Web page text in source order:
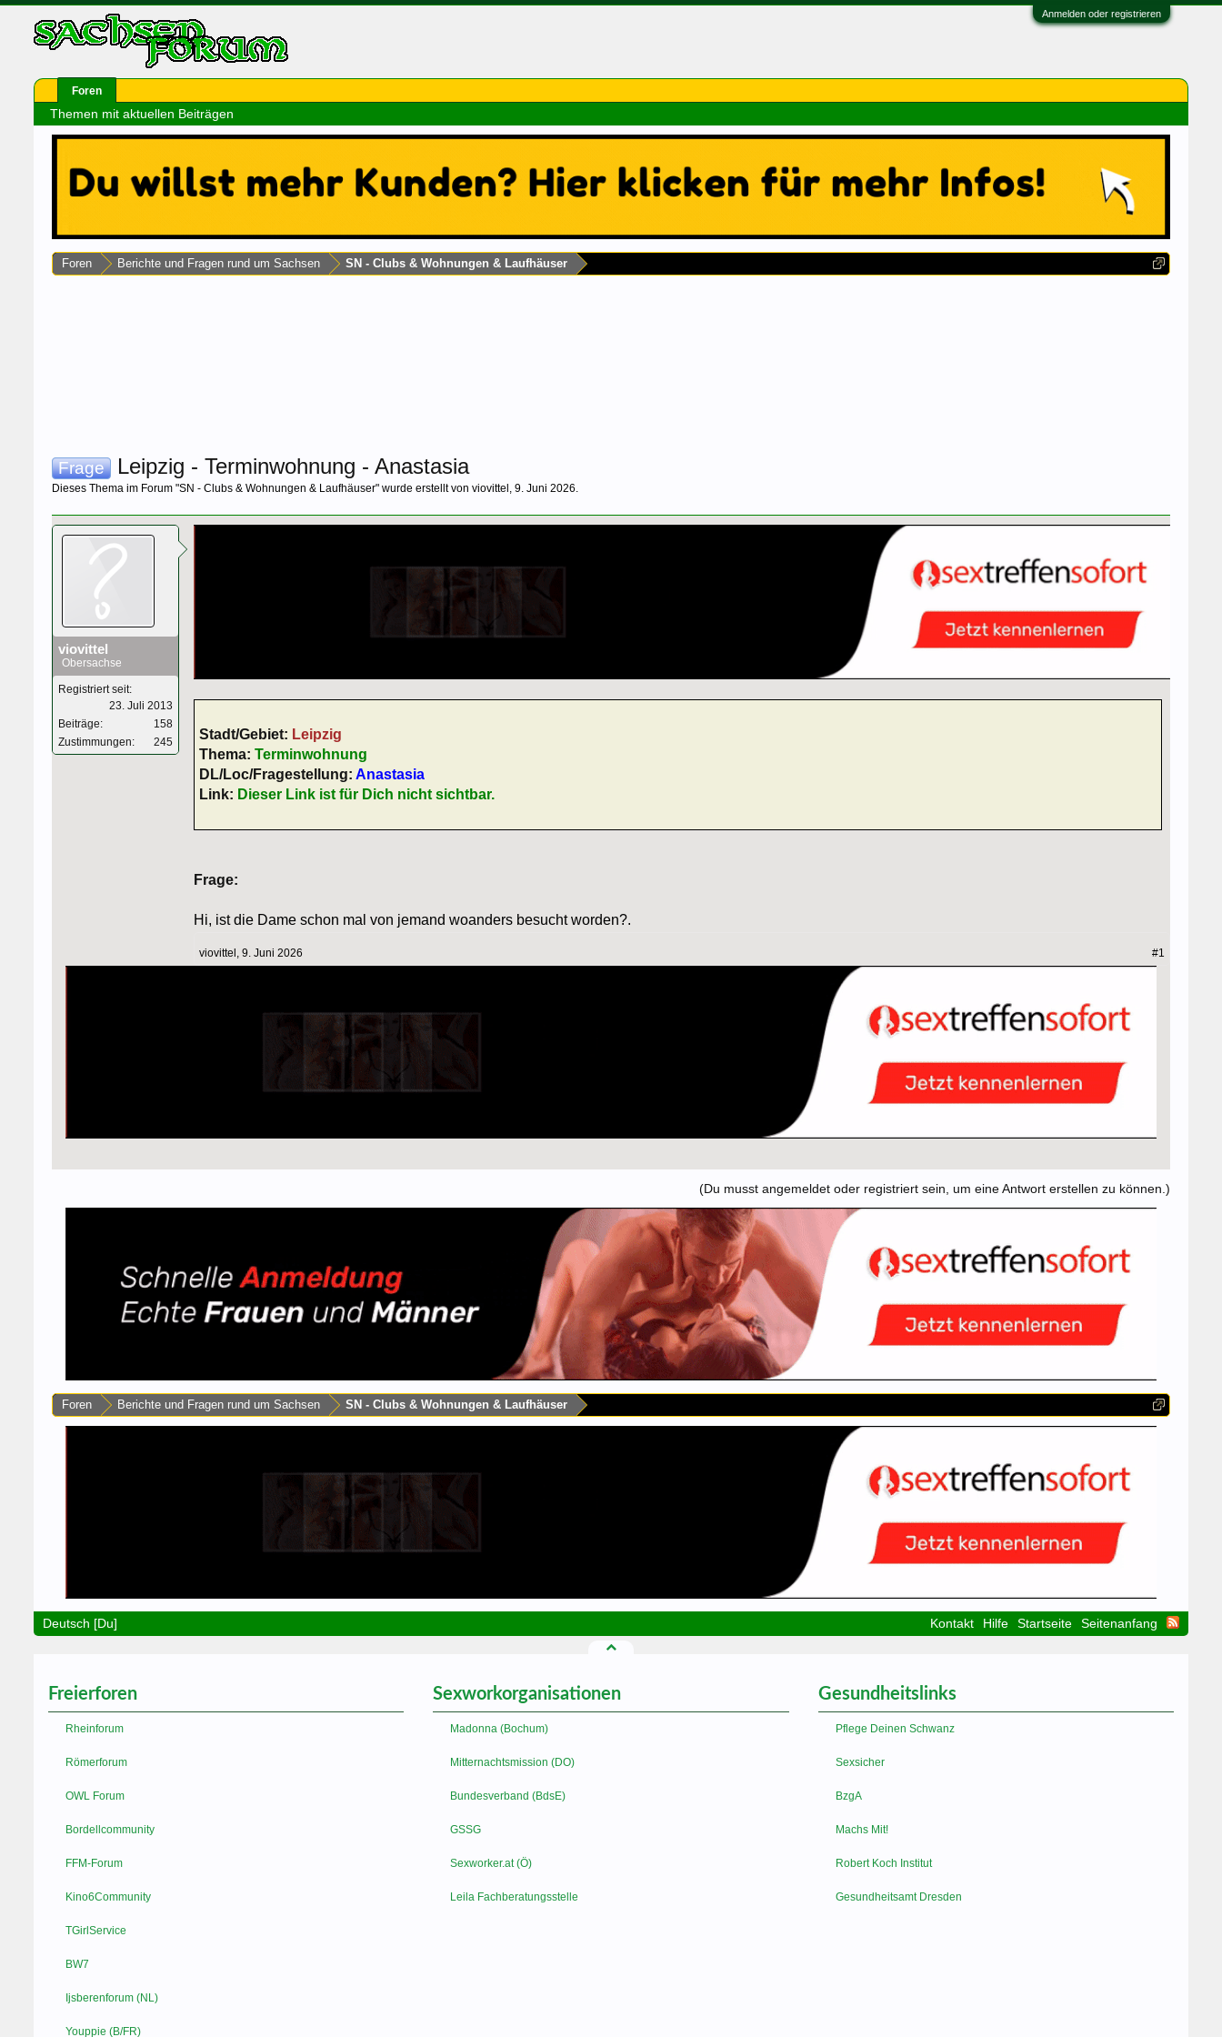
Anmelden oder registrieren
Foren Berichte und Fragen rund um Sachsen SN - Clubs & Wohnungen & Laufhäuser
Frage Leipzig - Terminwohnung - Anastasia
Dieses Thema im Forum "SN - Clubs & Wohnungen & Laufhäuser" wurde erstellt von viovittel , 9. Juni 2026.
viovittel
Obersachse
Registriert seit:
23. Juli 2013
Beiträge:
158
Zustimmungen:
245 Stadt/Gebiet: Leipzig
Thema: Terminwohnung
DL/Loc/Fragestellung: Anastasia
Link: Dieser Link ist für Dich nicht sichtbar.
Frage:
Hi, ist die Dame schon mal von jemand woanders besucht worden?.
viovittel , 9. Juni 2026 #1
(Du musst angemeldet oder registriert sein, um eine Antwort erstellen zu können.)
Foren Berichte und Fragen rund um Sachsen SN - Clubs & Wohnungen & Laufhäuser
Foren
Themen mit aktuellen Beiträgen
Deutsch [Du] Kontakt Hilfe Startseite Seitenanfang
Freierforen
Rheinforum
Römerforum
OWL Forum
Bordellcommunity
FFM-Forum
Kino6Community
TGirlService
BW7
Ijsberenforum (NL)
Youppie (B/FR)
Sexworkorganisationen
Madonna (Bochum)
Mitternachtsmission (DO)
Bundesverband (BdsE)
GSSG
Sexworker.at (Ö)
Leila Fachberatungsstelle
Gesundheitslinks
Pflege Deinen Schwanz
Sexsicher
BzgA
Machs Mit!
Robert Koch Institut
Gesundheitsamt Dresden